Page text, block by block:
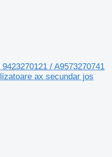
/ A9573270741
ax secundar jos